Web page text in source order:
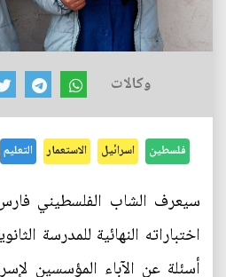
وكالات
فلسطين اسرائيل الاستعمار التعليم
سيعرف الشاب الفلسطيني فارس
اختباراته النهائية للمدرسة
أسئلة عن الآباء المؤسسين